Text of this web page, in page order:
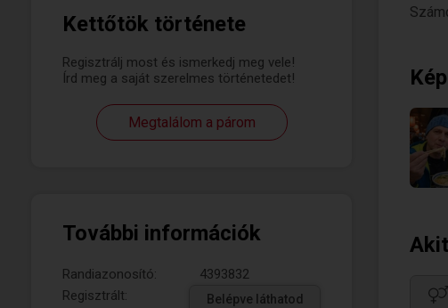
Kettőtök története
Regisztrálj most és ismerkedj meg vele!
Írd meg a saját szerelmes történetedet!
Megtalálom a párom
További információk
Randiazonosító:
4393832
Regisztrált:
Belépve láthatod